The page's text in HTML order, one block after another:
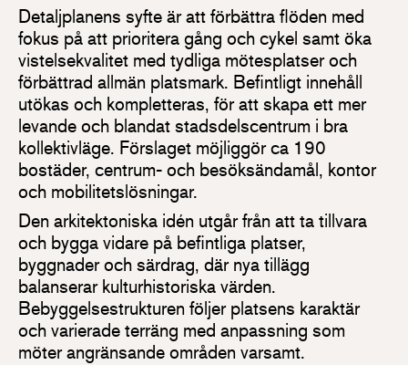
Detaljplanens syfte är att förbättra flöden med
fokus på att prioritera gång och cykel samt öka
vistelsekvalitet med tydliga mötesplatser och
förbättrad allmän platsmark. Befintligt innehåll
utökas och kompletteras, för att skapa ett mer
levande och blandat stadsdelscentrum i bra
kollektivläge. Förslaget möjliggör ca 190
bostäder, centrum- och besöksändamål, kontor
och mobilitetslösningar.
Den arkitektoniska idén utgår från att ta tillvara
och bygga vidare på befintliga platser,
byggnader och särdrag, där nya tillägg
balanserar kulturhistoriska värden.
Bebyggelsestrukturen följer platsens karaktär
och varierade terräng med anpassning som
möter angränsande områden varsamt.